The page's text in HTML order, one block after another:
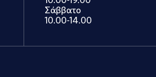
Σάββατο
10.00-14.00